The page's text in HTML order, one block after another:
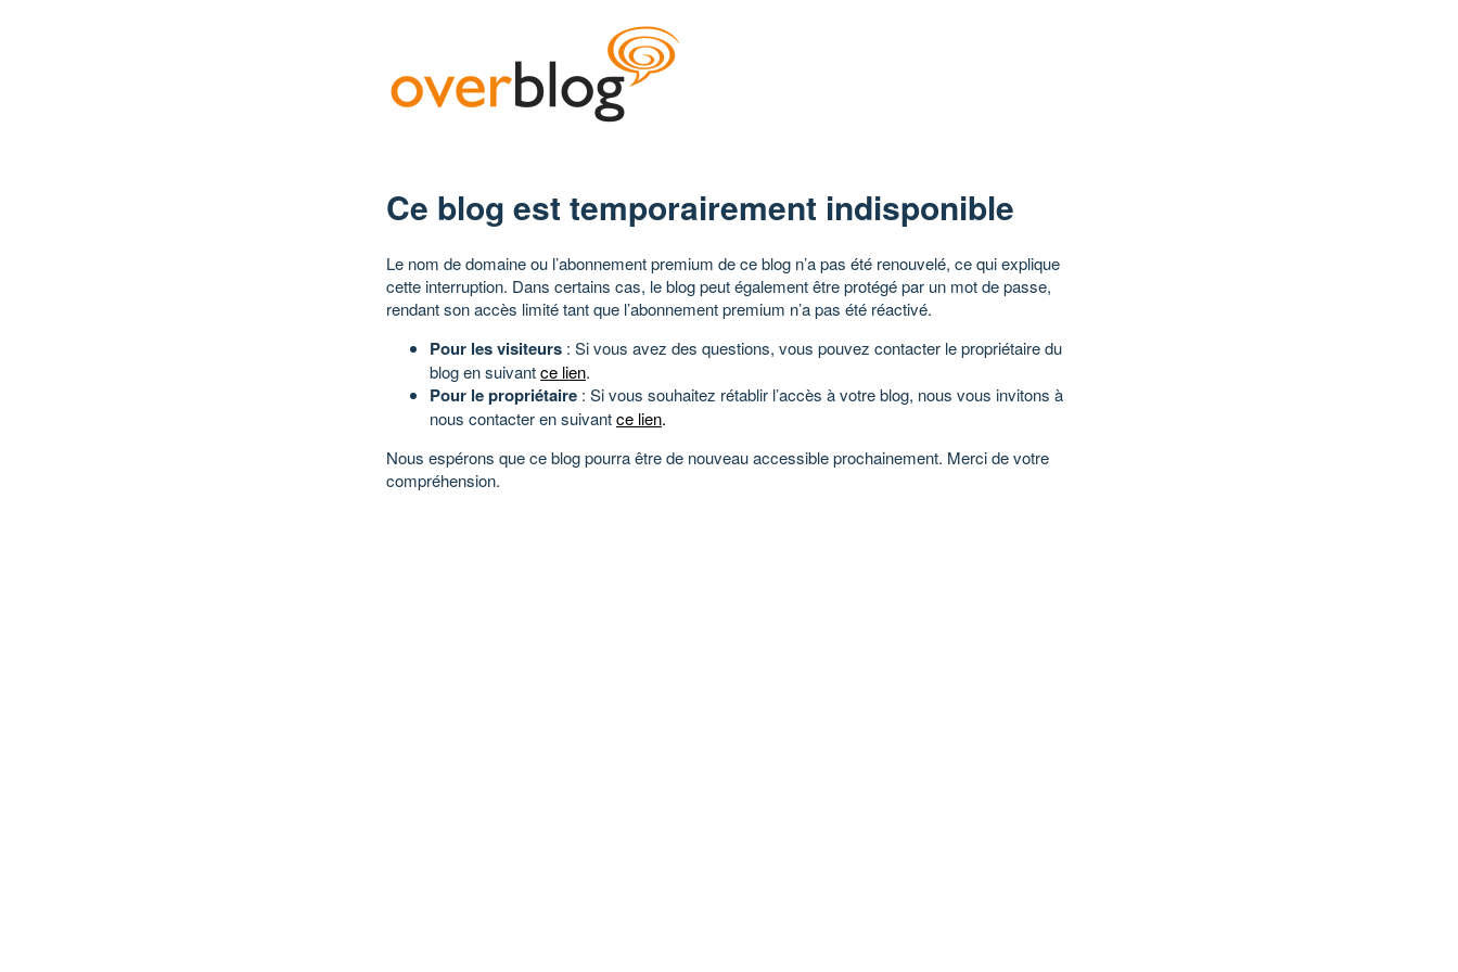
Ce blog est temporairement indisponible
Le nom de domaine ou l’abonnement premium de ce blog n’a pas été renouvelé, ce qui explique
cette interruption. Dans certains cas, le blog peut également être protégé par un mot de passe,
rendant son accès limité tant que l’abonnement premium n’a pas été réactivé.
Pour les visiteurs : Si vous avez des questions, vous pouvez contacter le propriétaire du
blog en suivantce lien.
Pour le propriétaire : Si vous souhaitez rétablir l’accès à votre blog, nous vous invitons à
nous contacter en suivantce lien.
Nous espérons que ce blog pourra être de nouveau accessible prochainement. Merci de votre
compréhension.